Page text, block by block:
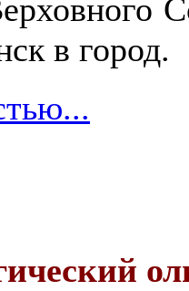
в город.